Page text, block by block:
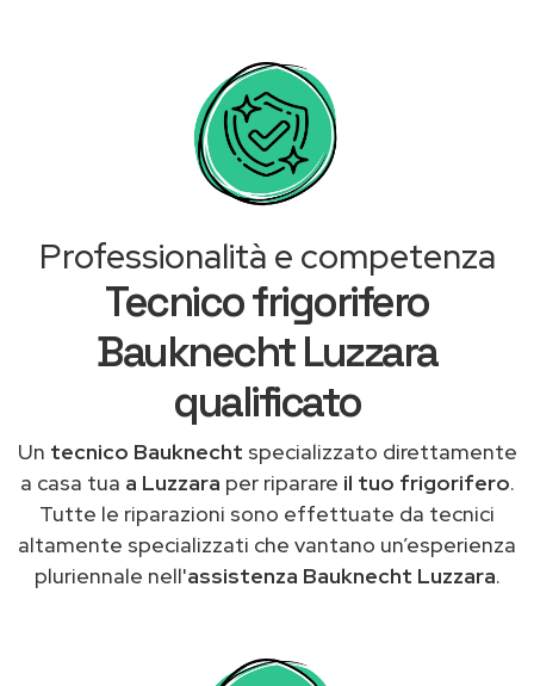
Professionalità e competenza
Tecnico frigorifero
Bauknecht Luzzara
qualificato
Un tecnico Bauknecht specializzato direttamente
a casa tua a Luzzara per riparare il tuo frigorifero.
Tutte le riparazioni sono effettuate da tecnici
altamente specializzati che vantano un’esperienza
pluriennale nell'assistenza Bauknecht Luzzara.